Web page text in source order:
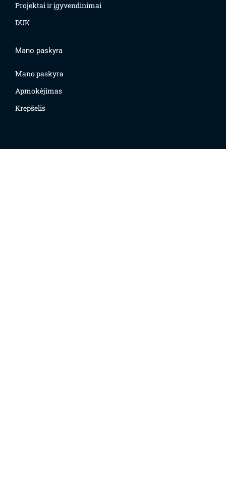
Projektai ir įgyvendinimai
DUK
Mano paskyra
Mano paskyra
Apmokėjimas
Krepšelis